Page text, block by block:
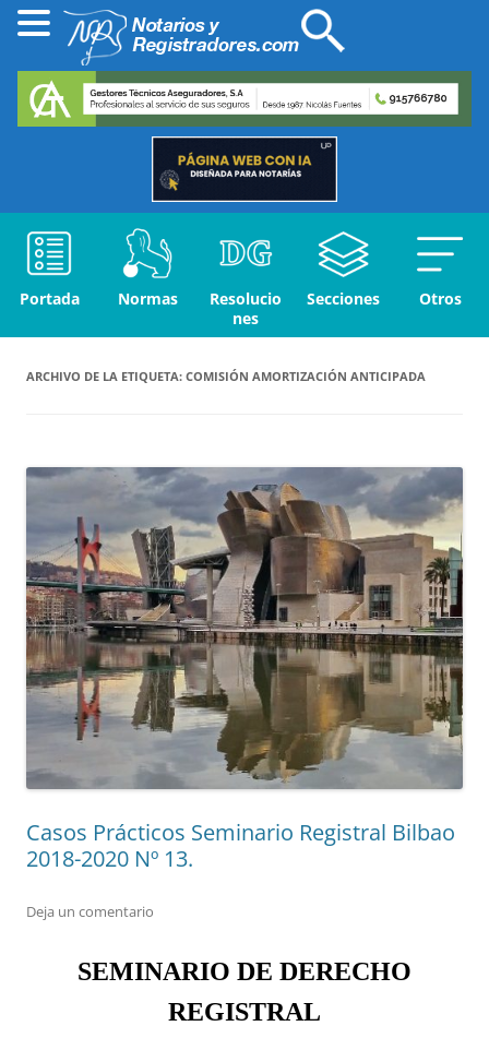
Portada Normas
Resolucio
nes
Secciones Otros
ARCHIVO DE LA ETIQUETA: COMISIÓN AMORTIZACIÓN ANTICIPADA
Casos Prácticos Seminario Registral Bilbao
2018-2020 Nº 13.
Deja un comentario
SEMINARIO DE DERECHO
REGISTRAL